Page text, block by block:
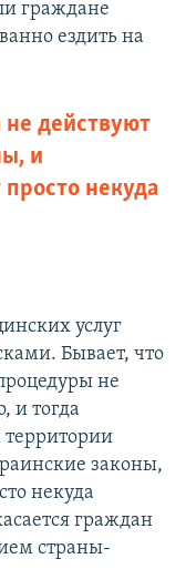
граждане
ездить на
действуют
и
некуда
услуг
Бывает, что
не
и тогда
территории
законы,
некуда
граждан
страны-